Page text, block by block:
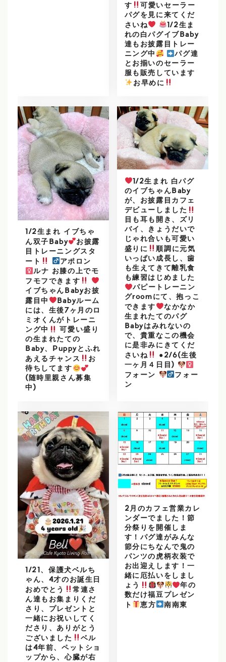
す
可愛いセーラー
パグを見に来てくだ
さいね
1/2生ま
れの白パグイブBaby
達もお披露目トレー
ニング中
パグ達
とお揃いのセーラー
服も販売しています
お早めに
1/2生まれ イブちゃ
ん双子Baby
お披露
目トレーニングスタ
ート
アポロン
ルナ お膝の上でモ
フモフできます
イブちゃんBabyお披
露目中
Babyルーム
には、生後7ヶ月のロ
ミオくんがトレーニ
ング中
可愛い盛り
の生まれたての
Baby、Puppyとふれ
あえるチャンス
お
待ちしてます
(随時里親さん募集
中)
1/2生まれ 白パグ
のイブちゃんBaby
が、お披露目カフェ
デビューしました
目も耳も開き、ズリ
バイ、きょうだいで
じゃれ合いも可愛い
盛りに
順調に元気
いっぱい成長し、歯
も生えてきて離乳食
も練習はじめました
パピートレーニン
グroomにて、抱っこ
できます
なかなか
生まれたてのパグ
Babyはみれないの
で、貴重なこの機会
に是非みにきてくだ
さいね
●2/6(生後
一ヶ月４日目)
フォーン
フォー
ン
1/21、保護犬ベルち
ゃん、4才のお誕生日
おめでとう
常連さ
ん達もお集まりくだ
さり、プレゼントと
一緒にお祝いしてく
ださり、ありがとう
ございました
ベル
は4年前、ペットショ
ップから、心臓が右
2月のカフェ営業カレ
ンダーでました！節
分祭りを開催しま
す！パグ達がみんな
節分にちなんで鬼の
パンツの虎柄衣装で
お出迎えします！一
緒に厄払いをしまし
ょう
年の
数だけ福豆プレゼン
ト
恵方 南南東